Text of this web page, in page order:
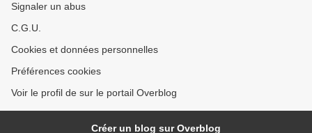
Signaler un abus
C.G.U.
Cookies et données personnelles
Préférences cookies
Voir le profil de sur le portail Overblog
Créer un blog sur Overblog